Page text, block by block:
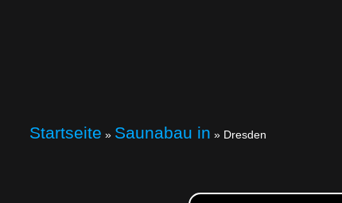
Startseite » Saunabau in » Dresden